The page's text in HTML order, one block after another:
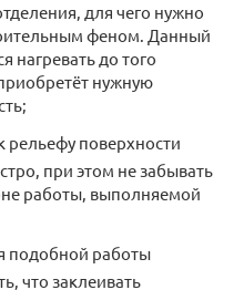
для чего нужно
феном. Данный
нагревать до того
нужную
рельефу поверхности
при этом не забывать
работы, выполняемой
подобной работы
что заклеивать